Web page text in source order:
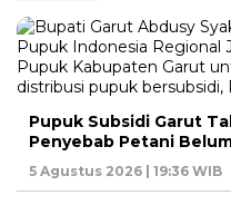
Pupuk Subsidi Garut
Penyebab Petani
5 Agustus 2026 | 19:36 WIB